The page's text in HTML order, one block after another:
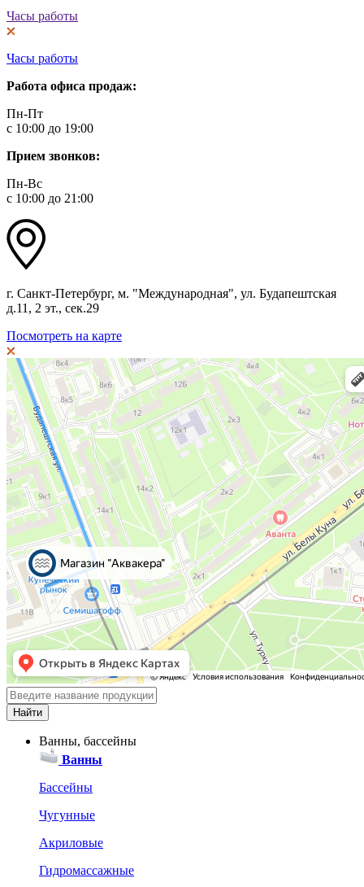
Часы работы
Часы работы
Работа офиса продаж:
Пн-Пт
с 10:00 до 19:00
Прием звонков:
Пн-Вс
с 10:00 до 21:00
г. Санкт-Петербург, м. "Международная", ул. Будапештская
д.11, 2 эт., сек.29
Посмотреть на карте
Ванны, бассейны
Ванны
Бассейны
Чугунные
Акриловые
Гидромассажные